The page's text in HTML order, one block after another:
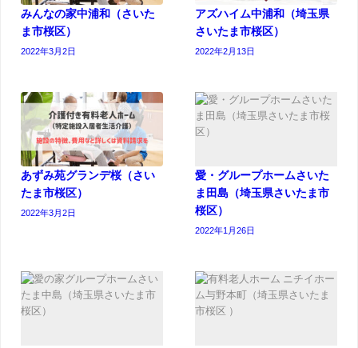
みんなの家中浦和（さいた
ま市桜区）
2022年3月2日
アズハイム中浦和（埼玉県
さいたま市桜区）
2022年2月13日
あずみ苑グランデ桜（さい
たま市桜区）
2022年3月2日
愛・グループホームさいた
ま田島（埼玉県さいたま市
桜区）
2022年1月26日